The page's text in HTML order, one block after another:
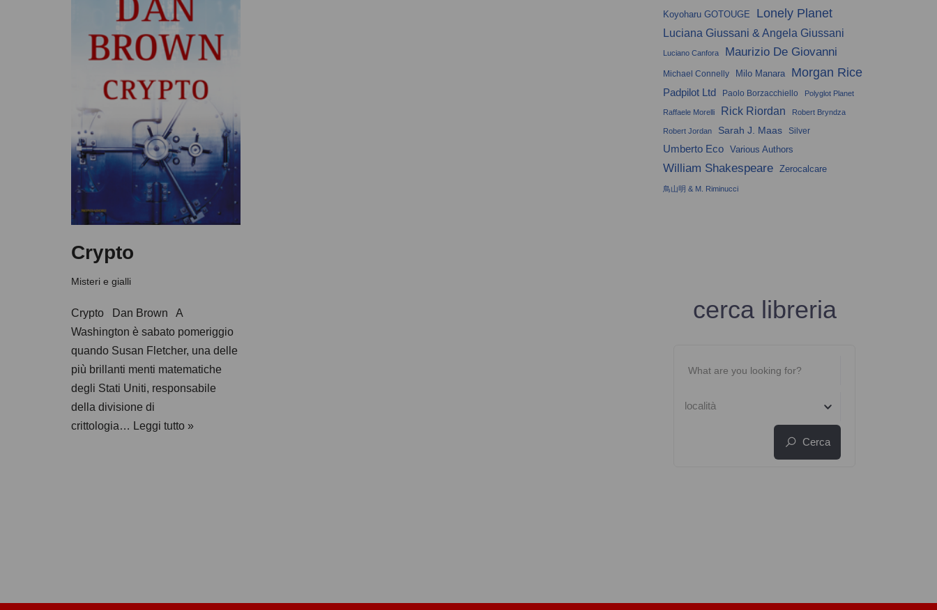
Crypto
Misteri e gialli
Crypto Dan Brown A
Washington è sabato pomeriggio
quando Susan Fletcher, una delle
più brillanti menti matematiche
degli Stati Uniti, responsabile
della divisione di
crittologia… Leggi tutto »
Koyoharu GOTOUGE Lonely Planet
Luciana Giussani & Angela Giussani
Luciano Canfora Maurizio De Giovanni
Michael Connelly Milo Manara Morgan Rice
Padpilot Ltd Paolo Borzacchiello Polyglot Planet
Raffaele Morelli Rick Riordan Robert Bryndza
Robert Jordan Sarah J. Maas Silver
Umberto Eco Various Authors
William Shakespeare Zerocalcare
鳥山明 & M. Riminucci
cerca libreria
località
Cerca